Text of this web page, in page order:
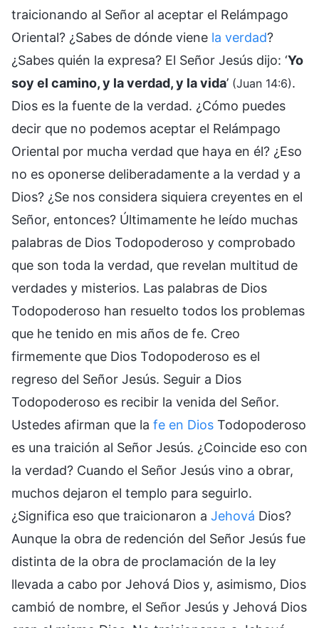
traicionando al Señor al aceptar el Relámpago
Oriental? ¿Sabes de dónde viene la verdad?
¿Sabes quién la expresa? El Señor Jesús dijo: ‘Yo
soy el camino, y la verdad, y la vida’ (Juan 14:6).
Dios es la fuente de la verdad. ¿Cómo puedes
decir que no podemos aceptar el Relámpago
Oriental por mucha verdad que haya en él? ¿Eso
no es oponerse deliberadamente a la verdad y a
Dios? ¿Se nos considera siquiera creyentes en el
Señor, entonces? Últimamente he leído muchas
palabras de Dios Todopoderoso y comprobado
que son toda la verdad, que revelan multitud de
verdades y misterios. Las palabras de Dios
Todopoderoso han resuelto todos los problemas
que he tenido en mis años de fe. Creo
firmemente que Dios Todopoderoso es el
regreso del Señor Jesús. Seguir a Dios
Todopoderoso es recibir la venida del Señor.
Ustedes afirman que la fe en Dios Todopoderoso
es una traición al Señor Jesús. ¿Coincide eso con
la verdad? Cuando el Señor Jesús vino a obrar,
muchos dejaron el templo para seguirlo.
¿Significa eso que traicionaron a Jehová Dios?
Aunque la obra de redención del Señor Jesús fue
distinta de la obra de proclamación de la ley
llevada a cabo por Jehová Dios y, asimismo, Dios
cambió de nombre, el Señor Jesús y Jehová Dios